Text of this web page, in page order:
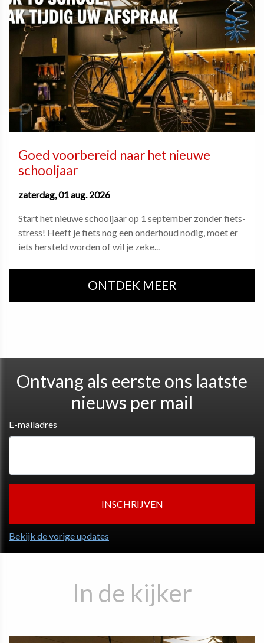
Goed voorbereid naar het nieuwe
schooljaar
zaterdag, 01 aug. 2026
Start het nieuwe schooljaar op 1 september zonder fiets-
stress! Heeft je fiets nog een onderhoud nodig, moet er
iets hersteld worden of wil je zeke...
ONTDEK MEER
Ontvang als eerste ons laatste
nieuws per mail
E-mailadres
Bekijk de vorige updates
In de kijker